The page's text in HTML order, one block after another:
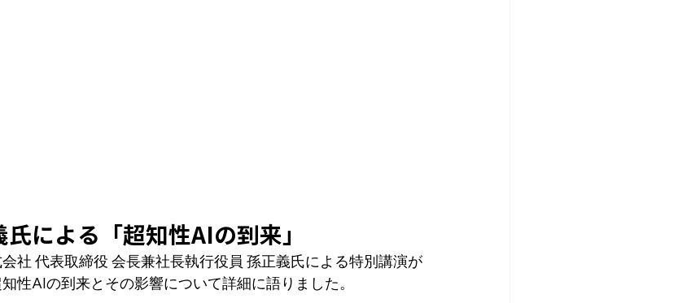
による「超知性AIの到来」
社 代表取締役 会長兼社長執行役員 孫正義氏による特別講演が
性AIの到来とその影響について詳細に語りました。